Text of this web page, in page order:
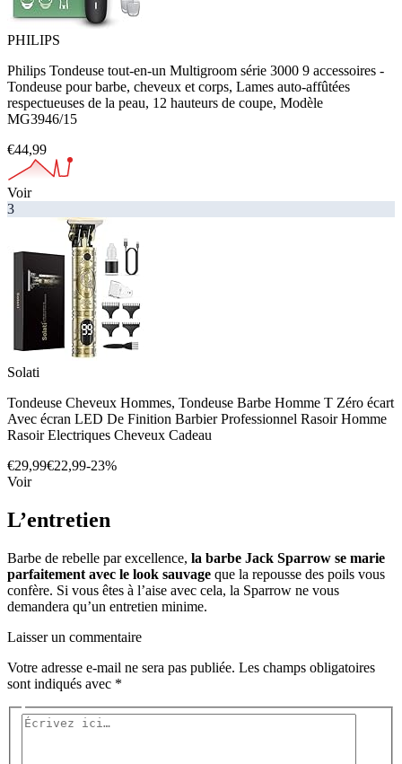
PHILIPS
Philips Tondeuse tout-en-un Multigroom série 3000 9 accessoires -
Tondeuse pour barbe, cheveux et corps, Lames auto-affûtées
respectueuses de la peau, 12 hauteurs de coupe, Modèle
MG3946/15
€44,99
Voir
3
Solati
Tondeuse Cheveux Hommes, Tondeuse Barbe Homme T Zéro écart
Avec écran LED De Finition Barbier Professionnel Rasoir Homme
Rasoir Electriques Cheveux Cadeau
€29,99€22,99-23%
Voir
L’entretien
Barbe de rebelle par excellence, la barbe Jack Sparrow se marie
parfaitement avec le look sauvage que la repousse des poils vous
confère. Si vous êtes à l’aise avec cela, la Sparrow ne vous
demandera qu’un entretien minime.
Laisser un commentaire
Votre adresse e-mail ne sera pas publiée. Les champs obligatoires
sont indiqués avec *
Écrivez